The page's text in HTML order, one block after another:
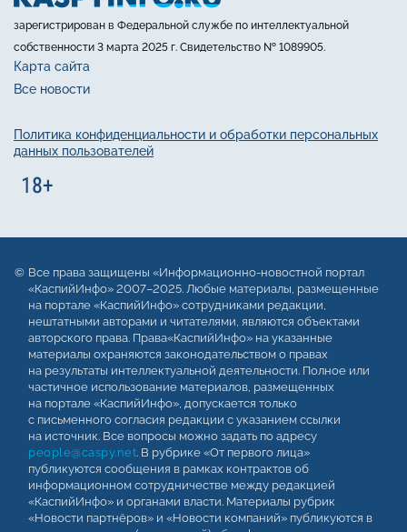
зарегистрирован в Федеральной службе по интеллектуальной
собственности 3 марта 2025 г. Свидетельство № 1089905.
Карта сайта
Все новости
Политика конфиденциальности и обработки персональных
данных пользователей
Все права защищены «Информационно-новостной портал
«КаспийИнфо» 2007–2025. Любые материалы, размещенные
на портале «КаспийИнфо» сотрудниками редакции,
нештатными авторами и читателями, являются объектами
авторского права. Права«КаспийИнфо» на указанные
материалы охраняются законодательством о правах
на результаты интеллектуальной деятельности. Полное или
частичное использование материалов, размещенных
на портале «КаспийИнфо», допускается только
с письменного согласия редакции с указанием ссылки
на источник. Все вопросы можно задать по адресу
people@caspy.net. В рубрике «От первого лица»
публикуются сообщения в рамках контрактов об
информационном сотрудничестве между редакцией
«КаспийИнфо» и органами власти. Материалы рубрик
«Новости партнёров» и «Новости компаний» публикуются в